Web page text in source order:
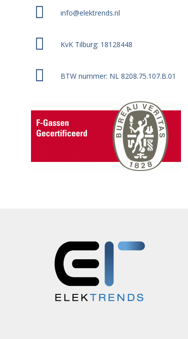
info@elektrends.nl
KvK Tilburg: 18128448
BTW nummer: NL 8208.75.107.B.01